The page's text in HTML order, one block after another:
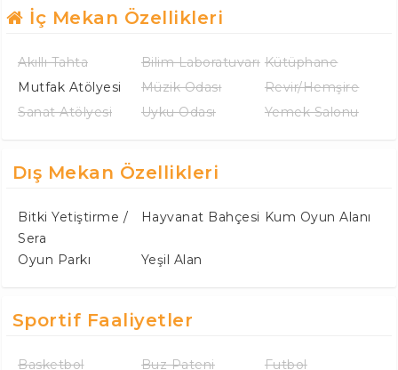
İç Mekan Özellikleri
Akıllı Tahta Bilim Laboratuvarı Kütüphane
Mutfak Atölyesi
Müzik Odası
Revir/Hemşire
Sanat Atölyesi
Uyku Odası Yemek Salonu
Dış Mekan Özellikleri
Bitki Yetiştirme /
Sera
Hayvanat Bahçesi Kum Oyun Alanı
Oyun Parkı Yeşil Alan
Sportif Faaliyetler
Basketbol Buz Pateni Futbol